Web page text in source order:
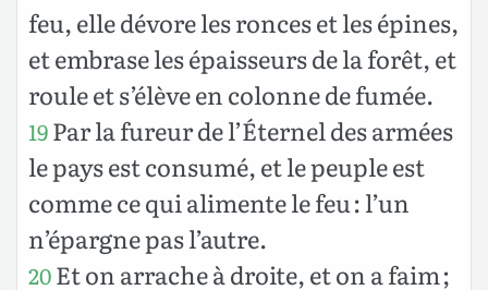
feu, elle dévore les ronces et les épines,
et embrase les épaisseurs de la forêt, et
roule et s’élève en colonne de fumée.
19Par la fureur de l’Éternel des armées
le pays est consumé, et le peuple est
comme ce qui alimente le feu : l’un
n’épargne pas l’autre.
20Et on arrache à droite, et on a faim ;